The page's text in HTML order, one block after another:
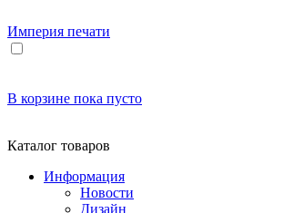
Империя печати
В корзине пока пусто
Каталог товаров
Информация
Новости
Дизайн